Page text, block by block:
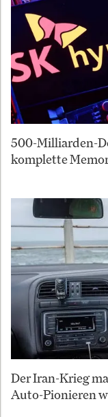
500-Milliarden-
komplette
Der Iran-Krieg
Auto-Pionieren